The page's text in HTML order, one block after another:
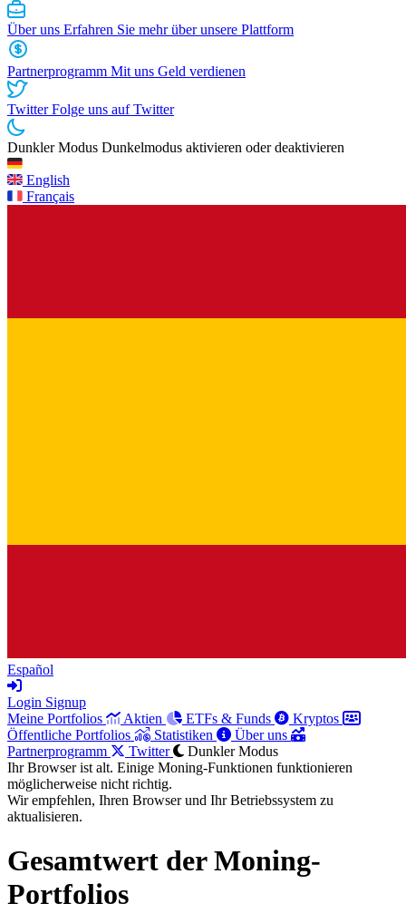
Über uns Erfahren Sie mehr über unsere Plattform
Partnerprogramm Mit uns Geld verdienen
TwitterFolge uns auf Twitter
Dunkler Modus Dunkelmodus aktivieren oder deaktivieren
English
Français
Español
Login Signup
Meine Portfolios
Aktien ETFs & Funds
Kryptos
Öffentliche Portfolios
Statistiken
Über uns
Partnerprogramm
Twitter
Dunkler Modus
Ihr Browser ist alt. Einige Moning-Funktionen funktionieren
möglicherweise nicht richtig.
Wir empfehlen, Ihren Browser und Ihr Betriebssystem zu
aktualisieren.
Gesamtwert der Moning-
Portfolios